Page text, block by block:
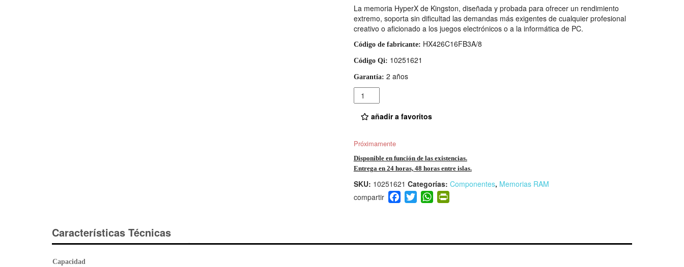
La memoria HyperX de Kingston, diseñada y probada para ofrecer un rendimiento
extremo, soporta sin dificultad las demandas más exigentes de cualquier profesional
creativo o aficionado a los juegos electrónicos o a la informática de PC.
Código de fabricante: HX426C16FB3A/8
Código Qi: 10251621
Garantía: 2 años
Cantidad
añadir a favoritos
Próximamente
Disponible en función de las existencias.
Entrega en 24 horas, 48 horas entre islas.
SKU: 10251621 Categorías: Componentes, Memorias RAM
F
a
b
T
wi
W
h
A
Pr
in
e
Características Técnicas
Capacidad